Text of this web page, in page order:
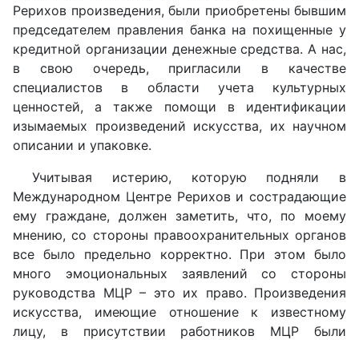
Рерихов произведения, были приобретены бывшим
председателем правления банка на похищенные у
кредитной организации денежные средства. А нас,
в свою очередь, пригласили в качестве
специалистов в области учета культурных
ценностей, а также помощи в идентификации
изымаемых произведений искусства, их научном
описании и упаковке.
Учитывая истерию, которую подняли в
Международном Центре Рерихов и сострадающие
ему граждане, должен заметить, что, по моему
мнению, со стороны правоохранительных органов
все было предельно корректно. При этом было
много эмоциональных заявлений со стороны
руководства МЦР – это их право. Произведения
искусства, имеющие отношение к известному
лицу, в присутствии работников МЦР были